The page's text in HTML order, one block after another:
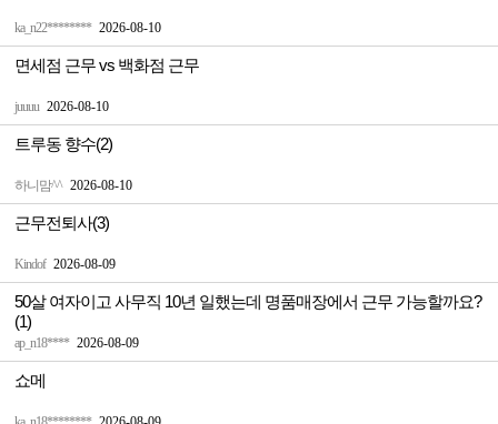
ka_n22******** 2026-08-10
juuuu 2026-08-10
면세점 근무 vs 백화점 근무
하니맘^^ 2026-08-10
트루동 향수(2)
Kindof 2026-08-09
근무전퇴사(3)
ap_n18**** 2026-08-09
50살 여자이고 사무직 10년 일했는데 명품매장에서 근무 가능할까요?
(1)
쇼메